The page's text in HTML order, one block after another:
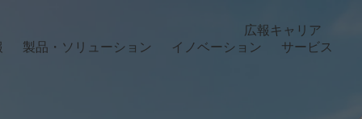
製品・ソリューション イノベーション サービス
広報 キャリア